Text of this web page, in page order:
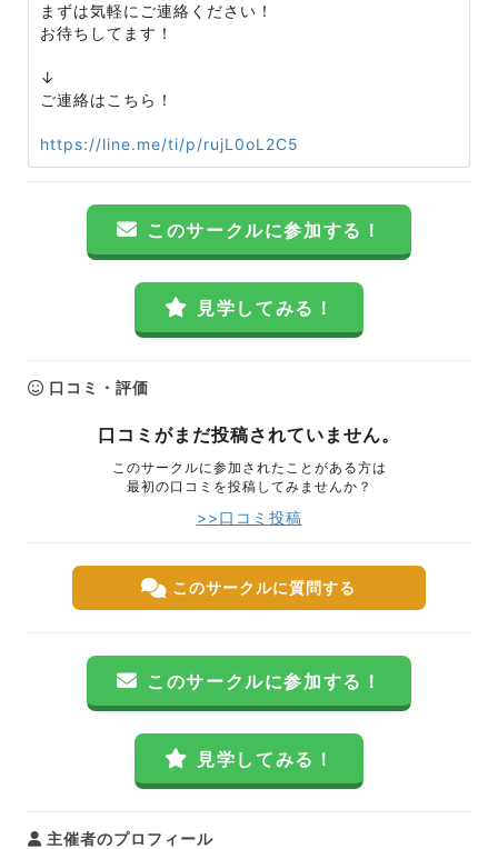
まずは気軽にご連絡ください！
お待ちしてます！
↓
ご連絡はこちら！
https://line.me/ti/p/rujL0oL2C5
このサークルに参加する！
見学してみる！
口コミ・評価
口コミがまだ投稿されていません。
このサークルに参加されたことがある方は
最初の口コミを投稿してみませんか？
>>口コミ投稿
このサークルに質問する
このサークルに参加する！
見学してみる！
主催者のプロフィール